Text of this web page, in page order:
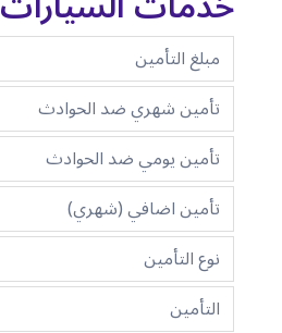
مبلغ التأمين
تأمين شهري ضد الحوادث
تأمين يومي ضد الحوادث
تأمين اضافي (شهري)
نوع التأمين
التأمين